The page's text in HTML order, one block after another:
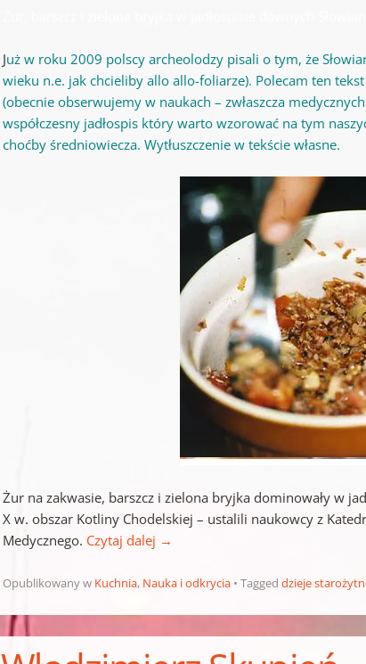
Już w roku 2009 polscy archeolodzy pisali o tym, że
wieku n.e. jak chcieliby allo allo-foliarze). Polecam ten
(obecnie obserwujemy w naukach – zwłaszcza
współczesny jadłospis który warto wzorować na tym
choćby średniowiecza. Wytłuszczenie w tekście własne.
Żur na zakwasie, barszcz i zielona bryjka dominowały w
X w. obszar Kotliny Chodelskiej – ustalili naukowcy z
Medycznego. Czytaj dalej →
Opublikowany w Kuchnia, Nauka i odkrycia Taggeddzieje